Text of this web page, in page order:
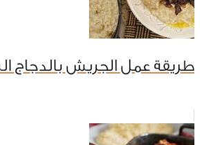
طريقة عمل الجريش بالدجاج